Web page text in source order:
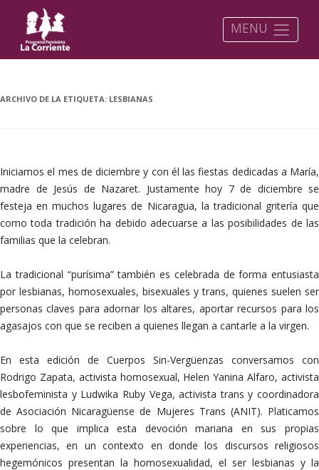
MENU
ARCHIVO DE LA ETIQUETA: LESBIANAS
Iniciamos el mes de diciembre y con él las fiestas dedicadas a María,
madre de Jesús de Nazaret. Justamente hoy 7 de diciembre se
festeja en muchos lugares de Nicaragua, la tradicional gritería que
como toda tradición ha debido adecuarse a las posibilidades de las
familias que la celebran.
La tradicional “purísima” también es celebrada de forma entusiasta
por lesbianas, homosexuales, bisexuales y trans, quienes suelen ser
personas claves para adornar los altares, aportar recursos para los
agasajos con que se reciben a quienes llegan a cantarle a la virgen.
En esta edición de Cuerpos Sin-Vergüenzas conversamos con
Rodrigo Zapata, activista homosexual, Helen Yanina Alfaro, activista
lesbofeminista y Ludwika Ruby Vega, activista trans y coordinadora
de Asociación Nicaragüense de Mujeres Trans (ANIT). Platicamos
sobre lo que implica esta devoción mariana en sus propias
experiencias, en un contexto en donde los discursos religiosos
hegemónicos presentan la homosexualidad, el ser lesbianas y la